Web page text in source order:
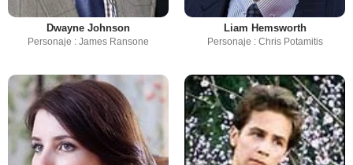
Dwayne Johnson
Personaje : James Ransone
Liam Hemsworth
Personaje : Chris Potamitis